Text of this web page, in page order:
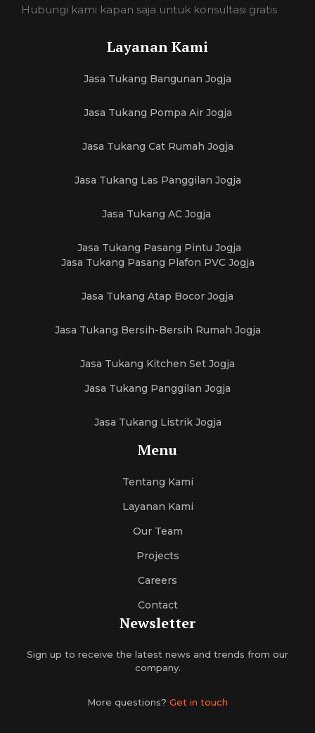
Hubungi kami kapan saja untuk konsultasi gratis
Layanan Kami
Jasa Tukang Bangunan Jogja
Jasa Tukang Pompa Air Jogja
Jasa Tukang Cat Rumah Jogja
Jasa Tukang Las Panggilan Jogja
Jasa Tukang AC Jogja
Jasa Tukang Pasang Pintu Jogja
Jasa Tukang Pasang Plafon PVC Jogja
Jasa Tukang Atap Bocor Jogja
Jasa Tukang Bersih-Bersih Rumah Jogja
Jasa Tukang Kitchen Set Jogja
Jasa Tukang Panggilan Jogja
Jasa Tukang Listrik Jogja
Menu
Tentang Kami
Layanan Kami
Our Team
Projects
Careers
Contact
Newsletter
Sign up to receive the latest news and trends from our
company.
More questions? Get in touch